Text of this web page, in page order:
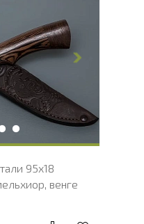
28.8
25
56 - 58 HRC
95х18
венге